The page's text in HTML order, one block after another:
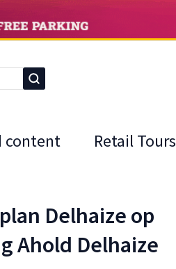
content Retail Tours
Delhaize op
Ahold Delhaize